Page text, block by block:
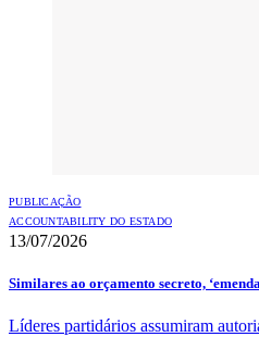
PUBLICAÇÃO
ACCOUNTABILITY DO ESTADO
13/07/2026
Similares ao orçamento secreto,
Líderes partidários assumiram